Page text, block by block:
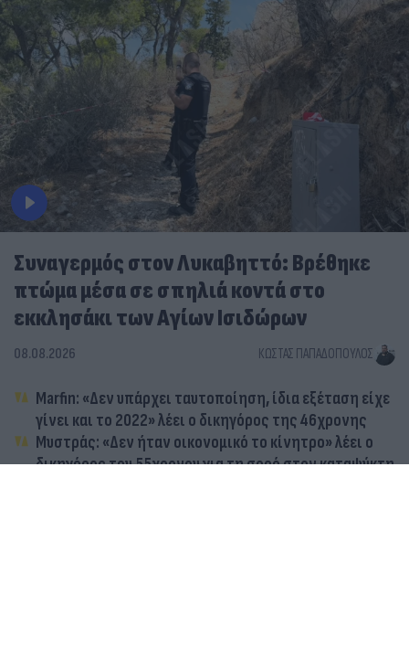
Συναγερμός στον Λυκαβηττό: Βρέθηκε
πτώμα μέσα σε σπηλιά κοντά στο
εκκλησάκι των Αγίων Ισιδώρων
08.08.2026 ΚΏΣΤΑΣ ΠΑΠΑΔΌΠΟΥΛΟΣ
Marfin: «Δεν υπάρχει ταυτοποίηση, ίδια εξέταση είχε
γίνει και το 2022» λέει ο δικηγόρος της 46χρονης
Μυστράς: «Δεν ήταν οικονομικό το κίνητρο» λέει ο
δικηγόρος του 55χρονου για τη σορό στον καταψύκτη